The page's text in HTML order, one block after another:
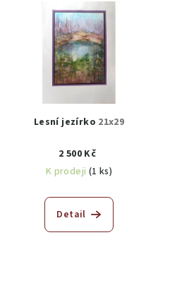
Lesní jezírko 21x29
2 500 Kč
K prodeji (1 ks)
Detail